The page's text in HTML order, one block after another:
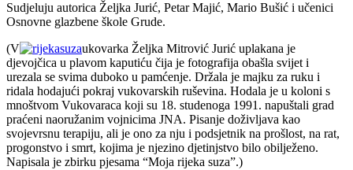
Sudjeluju autorica Željka Jurić, Petar Majić, Mario Bušić i učenici
Osnovne glazbene škole Grude.
(V
ukovarka Željka Mitrović Jurić uplakana je
djevojčica u plavom kaputiću čija je fotografija obašla svijet i
urezala se svima duboko u pamćenje. Držala je majku za ruku i
ridala hodajući pokraj vukovarskih ruševina. Hodala je u koloni s
mnoštvom Vukovaraca koji su 18. studenoga 1991. napuštali grad
praćeni naoružanim vojnicima JNA. Pisanje doživljava kao
svojevrsnu terapiju, ali je ono za nju i podsjetnik na prošlost, na rat,
progonstvo i smrt, kojima je njezino djetinjstvo bilo obilježeno.
Napisala je zbirku pjesama “Moja rijeka suza”.)